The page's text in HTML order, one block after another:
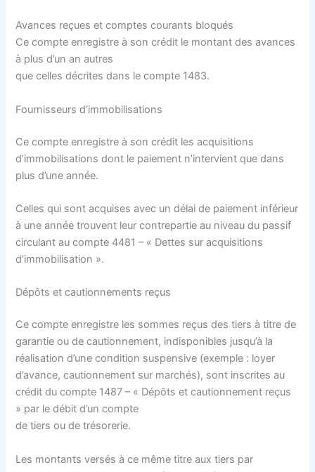
Avances reçues et comptes courants bloqués
Ce compte enregistre à son crédit le montant des avances
à plus d’un an autres
que celles décrites dans le compte 1483.
Fournisseurs d’immobilisations
Ce compte enregistre à son crédit les acquisitions
d’immobilisations dont le paiement n’intervient que dans
plus d’une année.
Celles qui sont acquises avec un délai de paiement inférieur
à une année trouvent leur contrepartie au niveau du passif
circulant au compte 4481 – « Dettes sur acquisitions
d’immobilisation ».
Dépôts et cautionnements reçus
Ce compte enregistre les sommes reçus des tiers à titre de
garantie ou de cautionnement, indisponibles jusqu’à la
réalisation d’une condition suspensive (exemple : loyer
d’avance, cautionnement sur marchés), sont inscrites au
crédit du compte 1487 – « Dépôts et cautionnement reçus
» par le débit d’un compte
de tiers ou de trésorerie.
Les montants versés à ce même titre aux tiers par